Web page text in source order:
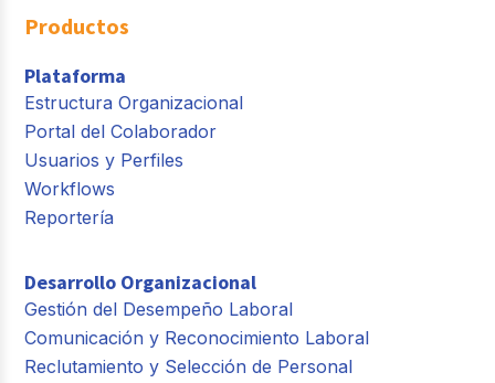
Productos
Plataforma
Estructura Organizacional
Portal del Colaborador
Usuarios y Perfiles
Workflows
Reportería
Desarrollo Organizacional
Gestión del Desempeño Laboral
Comunicación y Reconocimiento Laboral
Reclutamiento y Selección de Personal